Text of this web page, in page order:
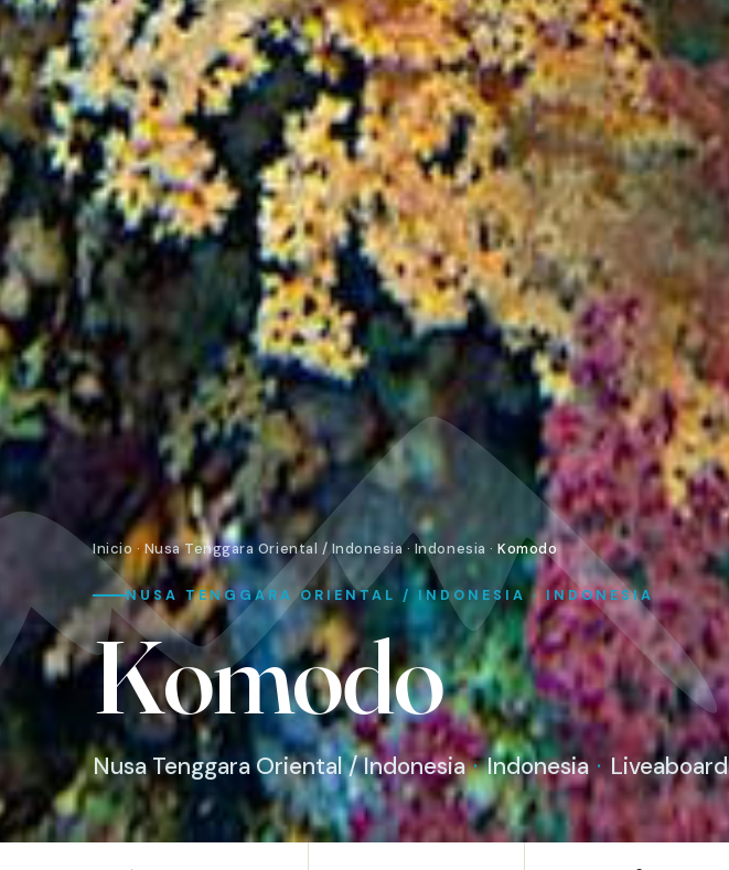
Inicio· Nusa Tenggara Oriental / Indonesia· Indonesia ·Komodo
NUSA TENGGARA ORIENTAL / INDONESIA · INDONESIA
Komodo
Nusa Tenggara Oriental / Indonesia · Indonesia · Liveaboard